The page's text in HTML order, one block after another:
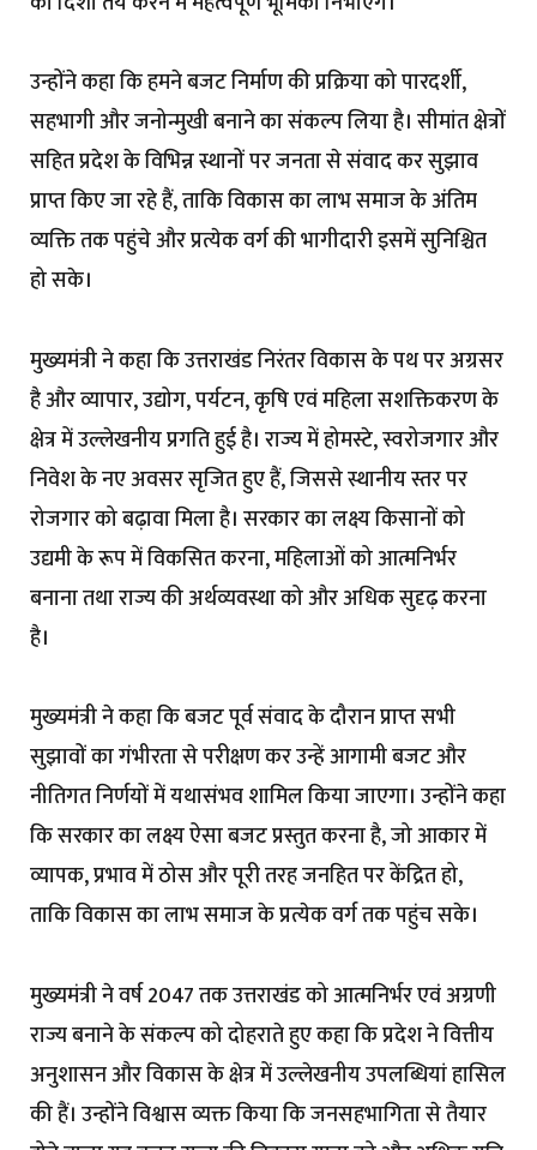
उन्होंने कहा कि हमने बजट निर्माण की प्रक्रिया को पारदर्शी,
सहभागी और जनोन्मुखी बनाने का संकल्प लिया है। सीमांत क्षेत्रों
सहित प्रदेश के विभिन्न स्थानों पर जनता से संवाद कर सुझाव
प्राप्त किए जा रहे हैं, ताकि विकास का लाभ समाज के अंतिम
व्यक्ति तक पहुंचे और प्रत्येक वर्ग की भागीदारी इसमें सुनिश्चित
हो सके।
मुख्यमंत्री ने कहा कि उत्तराखंड निरंतर विकास के पथ पर अग्रसर
है और व्यापार, उद्योग, पर्यटन, कृषि एवं महिला सशक्तिकरण के
क्षेत्र में उल्लेखनीय प्रगति हुई है। राज्य में होमस्टे, स्वरोजगार और
निवेश के नए अवसर सृजित हुए हैं, जिससे स्थानीय स्तर पर
रोजगार को बढ़ावा मिला है। सरकार का लक्ष्य किसानों को
उद्यमी के रूप में विकसित करना, महिलाओं को आत्मनिर्भर
बनाना तथा राज्य की अर्थव्यवस्था को और अधिक सुदृढ़ करना
है।
मुख्यमंत्री ने कहा कि बजट पूर्व संवाद के दौरान प्राप्त सभी
सुझावों का गंभीरता से परीक्षण कर उन्हें आगामी बजट और
नीतिगत निर्णयों में यथासंभव शामिल किया जाएगा। उन्होंने कहा
कि सरकार का लक्ष्य ऐसा बजट प्रस्तुत करना है, जो आकार में
व्यापक, प्रभाव में ठोस और पूरी तरह जनहित पर केंद्रित हो,
ताकि विकास का लाभ समाज के प्रत्येक वर्ग तक पहुंच सके।
मुख्यमंत्री ने वर्ष 2047 तक उत्तराखंड को आत्मनिर्भर एवं अग्रणी
राज्य बनाने के संकल्प को दोहराते हुए कहा कि प्रदेश ने वित्तीय
अनुशासन और विकास के क्षेत्र में उल्लेखनीय उपलब्धियां हासिल
की हैं। उन्होंने विश्वास व्यक्त किया कि जनसहभागिता से तैयार